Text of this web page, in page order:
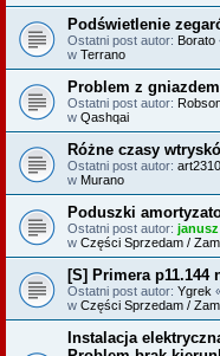
Podświetlenie
Ostatni post autor: Borato
w Terrano
Problem z
Ostatni post autor:
w Qashqai
Różne czasy
Ostatni post autor: art2310
w Murano
Poduszki
Ostatni post autor: janusz
w Części Sprzedam /
[S] Primera p11.144
Ostatni post autor: Ygrek
w Części Sprzedam /
Instalacja